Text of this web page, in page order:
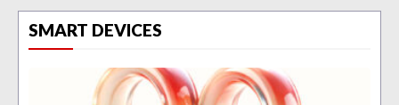
SMART DEVICES